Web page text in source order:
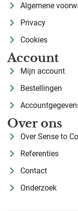
Algemene
Privacy
Cookies
Account
Mijn account
Bestellingen
Over ons
Over Sense to
Referenties
Contact
Onderzoek